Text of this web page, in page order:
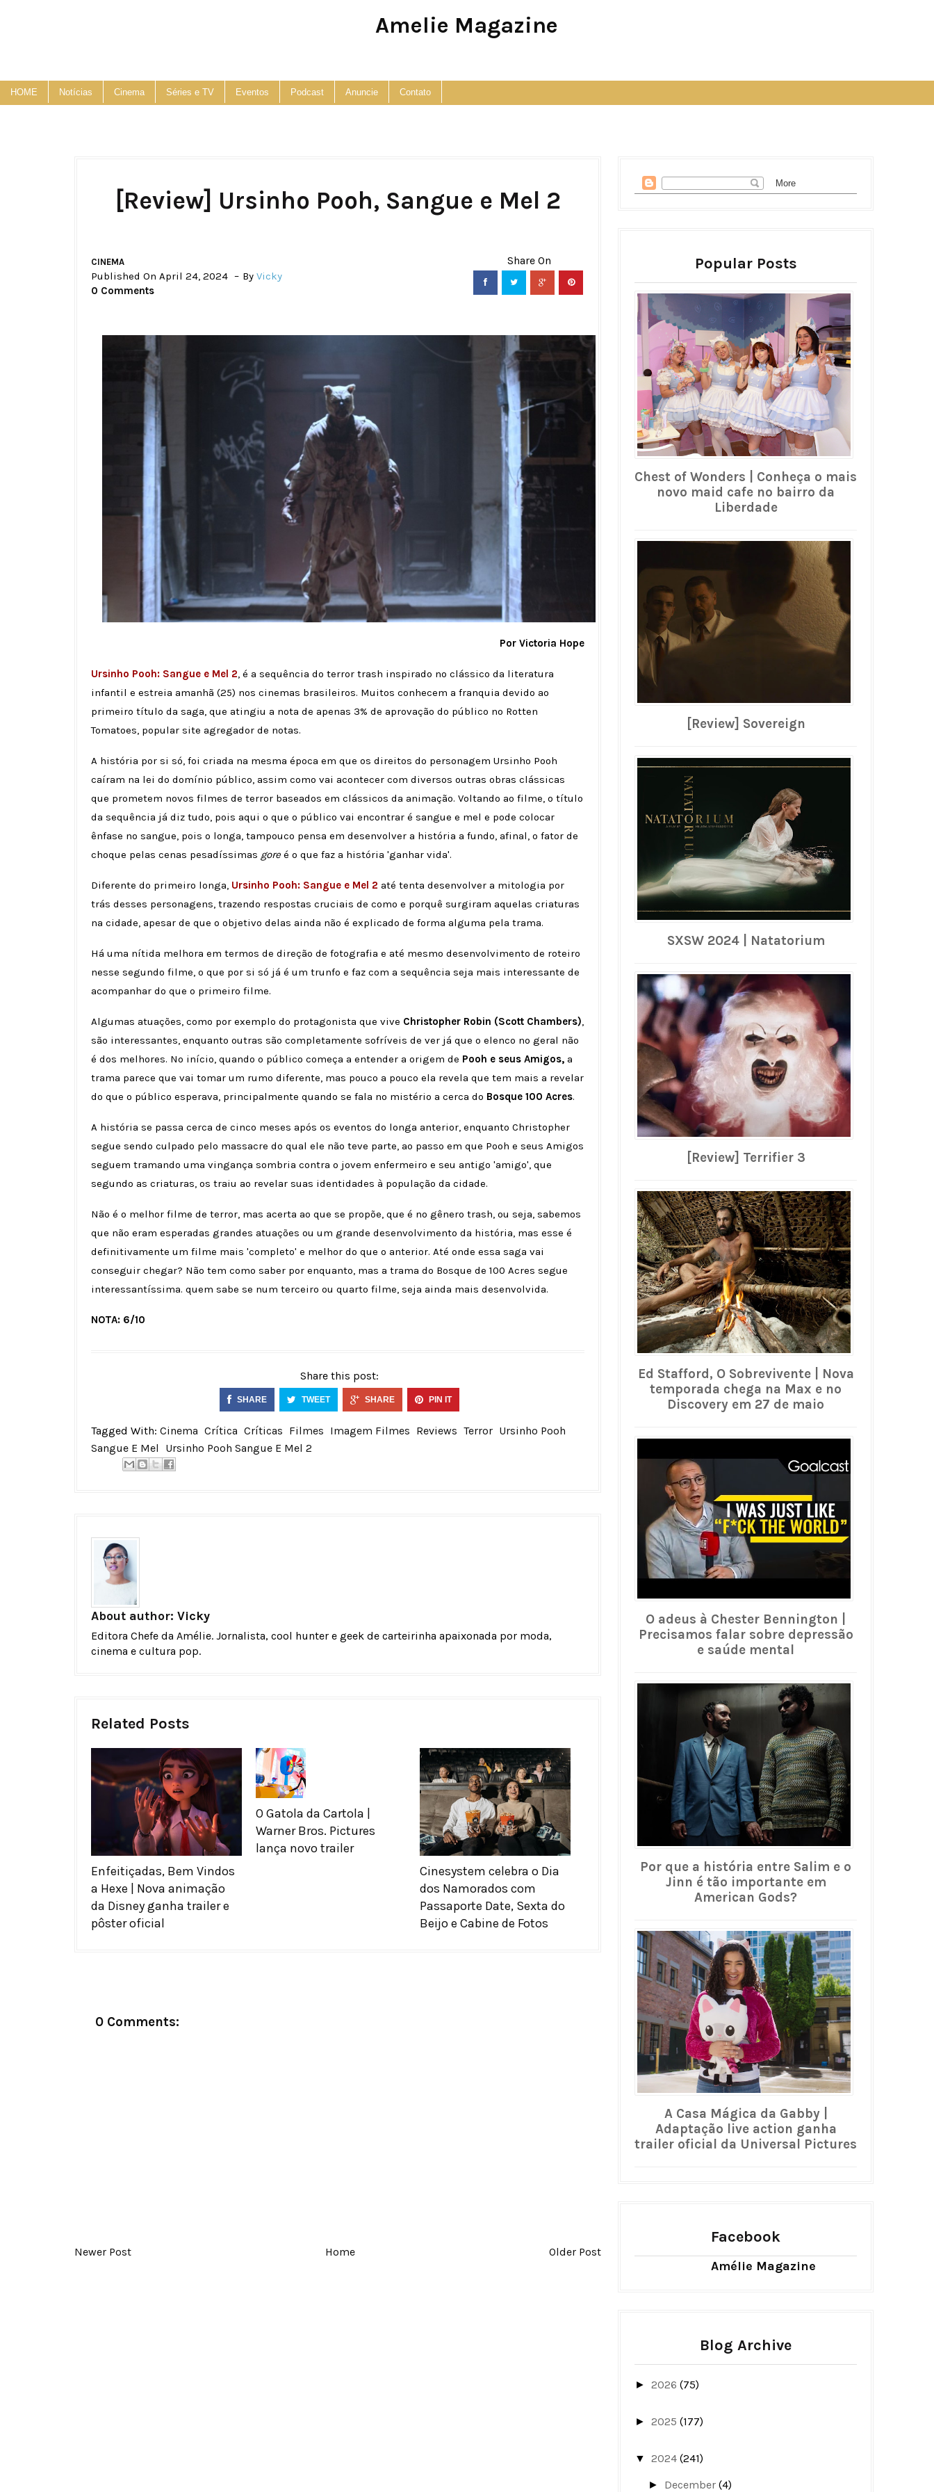
Amelie Magazine
HOME Notícias Cinema Séries e TV Eventos Podcast Anuncie Contato
[Review] Ursinho Pooh, Sangue e Mel 2
CINEMA
Published On April 24, 2024 By Vicky
0 Comments
Por Victoria Hope
Ursinho Pooh: Sangue e Mel 2, é a sequência do terror trash inspirado no clássico da literatura
infantil e estreia amanhã (25) nos cinemas brasileiros. Muitos conhecem a franquia devido ao
primeiro título da saga, que atingiu a nota de apenas 3% de aprovação do público no Rotten
Tomatoes, popular site agregador de notas.
A história por si só, foi criada na mesma época em que os direitos do personagem Ursinho Pooh
caíram na lei do domínio público, assim como vai acontecer com diversos outras obras clássicas
que prometem novos filmes de terror baseados em clássicos da animação. Voltando ao filme, o título
da sequência já diz tudo, pois aqui o que o público vai encontrar é sangue e mel e pode colocar
ênfase no sangue, pois o longa, tampouco pensa em desenvolver a história a fundo, afinal, o fator de
choque pelas cenas pesadíssimas gore é o que faz a história 'ganhar vida'.
Diferente do primeiro longa, Ursinho Pooh: Sangue e Mel 2 até tenta desenvolver a mitologia por
trás desses personagens, trazendo respostas cruciais de como e porquê surgiram aquelas criaturas
na cidade, apesar de que o objetivo delas ainda não é explicado de forma alguma pela trama.
Há uma nítida melhora em termos de direção de fotografia e até mesmo desenvolvimento de roteiro
nesse segundo filme, o que por si só já é um trunfo e faz com a sequência seja mais interessante de
acompanhar do que o primeiro filme.
Algumas atuações, como por exemplo do protagonista que vive Christopher Robin (Scott Chambers),
são interessantes, enquanto outras são completamente sofríveis de ver já que o elenco no geral não
é dos melhores. No início, quando o público começa a entender a origem de Pooh e seus Amigos, a
trama parece que vai tomar um rumo diferente, mas pouco a pouco ela revela que tem mais a revelar
do que o público esperava, principalmente quando se fala no mistério a cerca do Bosque 100 Acres.
A história se passa cerca de cinco meses após os eventos do longa anterior, enquanto Christopher
segue sendo culpado pelo massacre do qual ele não teve parte, ao passo em que Pooh e seus Amigos
seguem tramando uma vingança sombria contra o jovem enfermeiro e seu antigo 'amigo', que
segundo as criaturas, os traiu ao revelar suas identidades à população da cidade.
Não é o melhor filme de terror, mas acerta ao que se propõe, que é no gênero trash, ou seja, sabemos
que não eram esperadas grandes atuações ou um grande desenvolvimento da história, mas esse é
definitivamente um filme mais 'completo' e melhor do que o anterior. Até onde essa saga vai
conseguir chegar? Não tem como saber por enquanto, mas a trama do Bosque de 100 Acres segue
interessantíssima. quem sabe se num terceiro ou quarto filme, seja ainda mais desenvolvida.
NOTA: 6/10
Share this post:
SHARE TWEET SHARE PIN IT
Tagged With: Cinema Crítica Críticas Filmes Imagem Filmes Reviews Terror Ursinho Pooh
Sangue E Mel
Ursinho Pooh Sangue E Mel 2
About author: Vicky
Editora Chefe da Amélie. Jornalista, cool hunter e geek de carteirinha apaixonada por moda,
cinema e cultura pop.
Related Posts
Enfeitiçadas, Bem Vindos
a Hexe | Nova animação
da Disney ganha trailer e
pôster oficial
O Gatola da Cartola |
Warner Bros. Pictures
lança novo trailer
Cinesystem celebra o Dia
dos Namorados com
Passaporte Date, Sexta do
Beijo e Cabine de Fotos
0 Comments:
Newer Post Home Older Post
Popular Posts
Chest of Wonders | Conheça o mais
novo maid cafe no bairro da
Liberdade
[Review] Sovereign
SXSW 2024 | Natatorium
[Review] Terrifier 3
Ed Stafford, O Sobrevivente | Nova
temporada chega na Max e no
Discovery em 27 de maio
O adeus à Chester Bennington |
Precisamos falar sobre depressão
e saúde mental
Por que a história entre Salim e o
Jinn é tão importante em
American Gods?
A Casa Mágica da Gabby |
Adaptação live action ganha
trailer oficial da Universal Pictures
Facebook
Amélie Magazine
Blog Archive
► 2026 (75)
► 2025 (177)
▼ 2024 (241)
► December(4)